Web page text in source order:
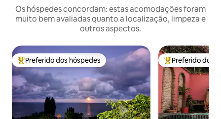
Os hóspedes concordam: estas acomodações foram
muito bem avaliadas quanto a localização, limpeza e
outros aspectos.
Entre os melhores preferidos dos hóspedes
Preferido dos hóspedes Entre os
Preferido dos